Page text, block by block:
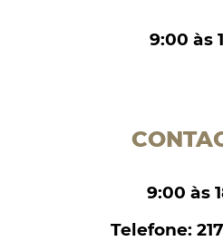
9:00 às
9:00 às
Telefone: